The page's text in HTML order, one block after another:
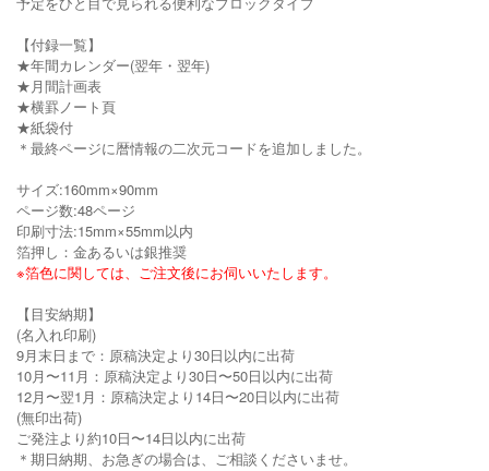
【付録一覧】
★年間カレンダー(翌年・翌年)
★月間計画表
★横罫ノート頁
★紙袋付
＊最終ページに暦情報の二次元コードを追加しました。
サイズ:160mm×90mm
ページ数:48ページ
印刷寸法:15mm×55mm以内
箔押し：金あるいは銀推奨
※箔色に関しては、ご注文後にお伺いいたします。
【目安納期】
(名入れ印刷)
9月末日まで：原稿決定より30日以内に出荷
10月〜11月：原稿決定より30日〜50日以内に出荷
12月〜翌1月：原稿決定より14日〜20日以内に出荷
(無印出荷)
ご発注より約10日〜14日以内に出荷
＊期日納期、お急ぎの場合は、ご相談くださいませ。